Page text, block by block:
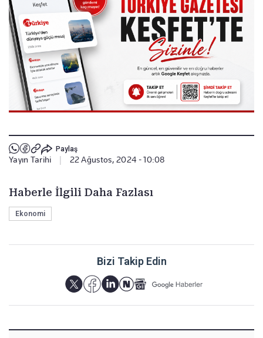
Paylaş
Yayın Tarihi 22 Ağustos, 2024 - 10:08
Haberle İlgili Daha Fazlası
Ekonomi
Bizi Takip Edin